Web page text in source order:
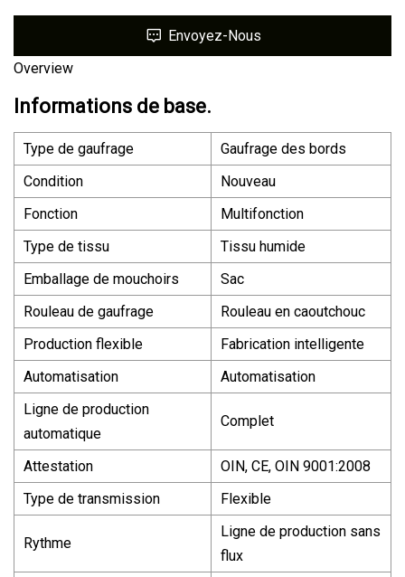
Envoyez-Nous
Overview
Informations de base.
Type de gaufrage
Gaufrage des bords
Condition
Nouveau
Fonction
Multifonction
Type de tissu
Tissu humide
Emballage de mouchoirs
Sac
Rouleau de gaufrage
Rouleau en caoutchouc
Production flexible
Fabrication intelligente
Automatisation
Automatisation
Ligne de production
automatique
Complet
Attestation
OIN, CE, OIN 9001:2008
Type de transmission
Flexible
Rythme
Ligne de production sans
flux